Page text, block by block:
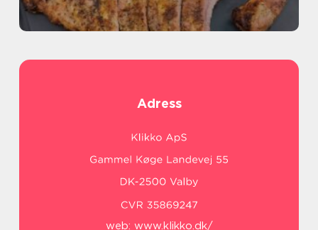
Adress
web: www.klikko.dk/